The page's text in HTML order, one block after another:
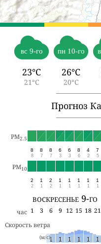
вс 9-го
23°C
21°C
пн 10-го
26°C
20°C
Прогноз
PM2.5
8
8
8
7
8
7
6
3
6
3
8
6
4
2
7
5
PM10
2
2
1
1
2
2
1
1
1
1
1
1
1
1
1
1
воскресенье 9-го
час 1 3 6 9 12 15 18 21
Скорость ветра
(м/с)1 1 1 1 1 1